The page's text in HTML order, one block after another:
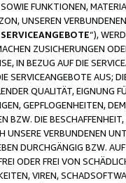
FUNKTIONEN,
UNSEREN
SERVICEANGEBOTE“),
ZUSICHERUNGEN
IN BEZUG AUF DIE
SERVICEANGEBOTE AUS;
QUALITÄT, EIGNUNG
GEPFLOGENHEITEN,
BZW. DIE
UNSERE VERBUNDENEN
DURCHGÄNGIG BZW.
ODER FREI VON
VIREN,